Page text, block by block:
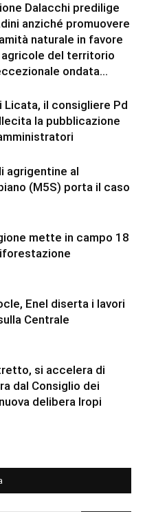
Dalacchi predilige
anziché promuovere
naturale in favore
del territorio
ondata...
Licata, il consigliere Pd
la pubblicazione
agrigentine al
(M5S) porta il caso
mette in campo 18
Enel diserta i lavori
Centrale
si accelera di
dal Consiglio dei
delibera Iropi